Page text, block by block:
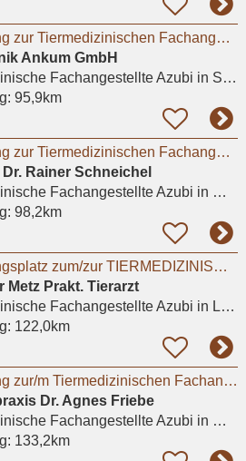
Ausbildung zur Tiermedizinischen Fachangestellten / TFA (m/w/d) 2027
Ankum GmbH
Fachangestellte Azubi in Sankt Johann
95,9km
Ausbildung zur Tiermedizinischen Fachangestellten / TFA (m/w/d) 2027
Rainer Schneichel
Fachangestellte Azubi in Mayen
98,2km
Ausbildungsplatz zum/zur TIERMEDIZINISCHEN FACHANGESTELLTEN (m/w/d) 2026
Metz Prakt. Tierarzt
Fachangestellte Azubi in Ludwigshafen am Rhein, Friesenheim/Nord
122,0km
Ausbildung zur/m Tiermedizinischen Fachangestellten (m/w/d) in unserer Kleintierpraxis in
Dr. Agnes Friebe
Fachangestellte Azubi in Mannheim, Seckenheim
133,2km